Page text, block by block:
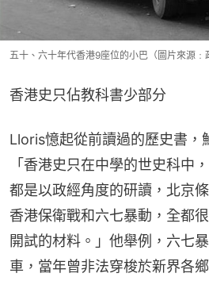
五十、六十年代香港9座位的小巴（圖片來源﹕
香港史只佔教科書少部分
Lloris憶起從前讀過的歷史書，
「香港史只在中學的世史科中
都是以政經角度的研讀，北京
香港保衛戰和六七暴動，全都
開試的材料。」他舉例，六七
車，當年曾非法穿梭於新界各